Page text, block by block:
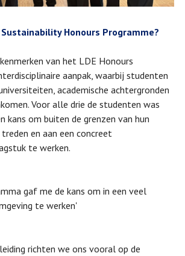
Honours Programme?
van het LDE Honours
aanpak, waarbij studenten
academische achtergronden
Voor alle drie de studenten was
kans om buiten de grenzen van hun
en aan een concreet
te werken.
gaf me de kans om in een veel
te werken'
richten we ons vooral op de